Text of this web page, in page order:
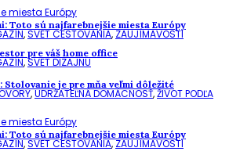
Toto sú najfarebnejšie miesta Európy
,SVET CESTOVANIA,ZAUJÍMAVOSTI
pre váš home office
,SVET DIZAJNU
Stolovanie je pre mňa veľmi dôležité
,UDRŽATEĽNÁ DOMÁCNOSŤ,ŽIVOT PODĽA
Toto sú najfarebnejšie miesta Európy
,SVET CESTOVANIA,ZAUJÍMAVOSTI